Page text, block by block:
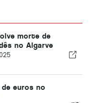
morte de
no Algarve
euros no